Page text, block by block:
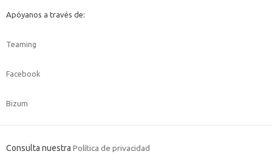
Apóyanos a través de:
Teaming
Facebook
Bizum
Consulta nuestra Política de privacidad